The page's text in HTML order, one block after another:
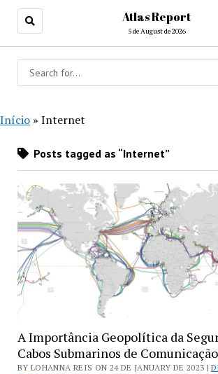
Atlas Report
5 de August de 2026
Início » Internet
Posts tagged as “Internet”
A Importância Geopolítica da
Cabos Submarinos de Comunicação
BY LOHANNA REIS ON 24 DE JANUARY DE 2023 |